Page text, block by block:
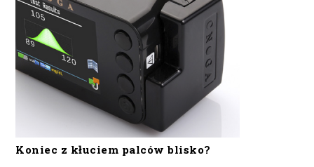
Koniec z kłuciem palców blisko?